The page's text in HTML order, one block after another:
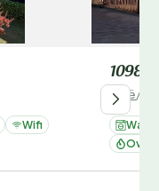
Wifi
109873
Italië/
Oven